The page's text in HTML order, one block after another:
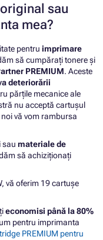
sau
mea?
pentru imprimare
să cumpărați tonere și
PREMIUM. Aceste
deteriorării
părțile mecanice ale
nu acceptă cartușul
vă vom rambursa
sau materiale de
să achiziționați
vă oferim 19 cartușe
economisi până la 80%
pentru imprimanta
PREMIUM pentru